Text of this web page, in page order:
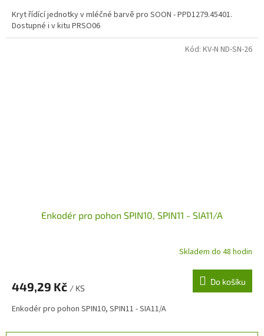
Kryt řídící jednotky v mléčné barvě pro SOON - PPD1279.45401.
Dostupné i v kitu PRSO06
Enkodér pro pohon SPIN10, SPIN11 - SIA11/A
Skladem do 48 hodin
449,29 Kč / KS
Do košíku
Enkodér pro pohon SPIN10, SPIN11 - SIA11/A
Kód: KV-N ND-SN-26